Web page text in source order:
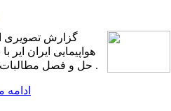
گزارش تصویری
هواپیمایی ایران
حل و فصل مطالبات و برنامه ریزی دوره جدید .